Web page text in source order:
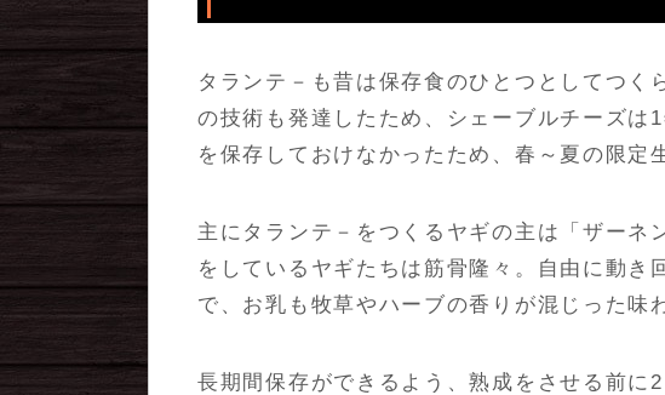
タランテ－も昔は保存食のひとつとしてつく
の技術も発達したため、シェーブルチーズは
を保存しておけなかったため、春～夏の限定
主にタランテ－をつくるヤギの主は「ザーネ
をしているヤギたちは筋骨隆々。自由に動
で、お乳も牧草やハーブの香りが混じった味
長期間保存ができるよう、熟成をさせる前に